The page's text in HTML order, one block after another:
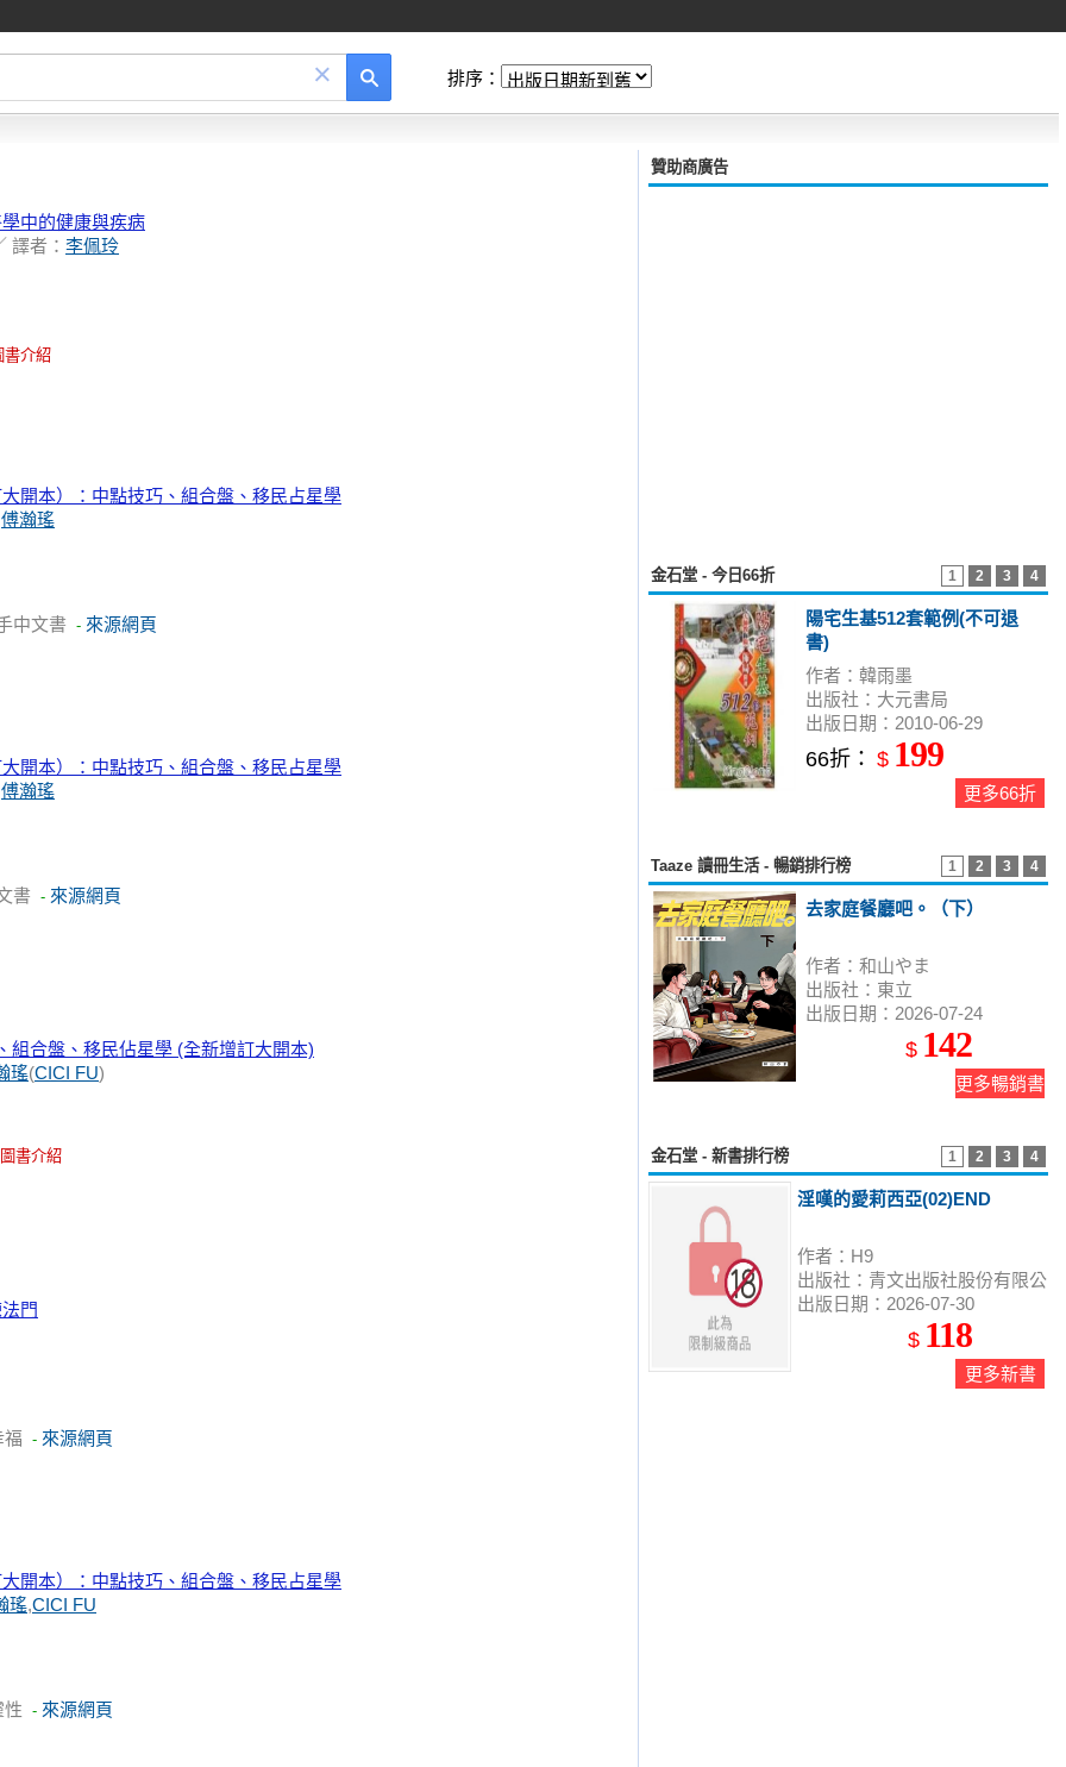
× 排序：
中的健康與疾病
譯者： 李佩玲
介紹
開本）：中點技巧、組合盤、移民占星學
傅瀚瑤
中文書 - 來源網頁
開本）：中點技巧、組合盤、移民占星學
傅瀚瑤
書 - 來源網頁
組合盤、移民佔星學 (全新增訂大開本)
瑤(CICI FU)
書介紹
門
福 - 來源網頁
開本）：中點技巧、組合盤、移民占星學
瑤,CICI FU
性 - 來源網頁
贊助商廣告
1 2 3 4
金石堂 - 今日66折
陽宅生基512套範例(不可退
書)
作者：韓雨墨
出版社：大元書局
出版日期：2010-06-29
66折： $ 199
更多66折
1 2 3 4
Taaze 讀冊生活 - 暢銷排行榜
去家庭餐廳吧。（下）
作者：和山やま
出版社：東立
出版日期：2026-07-24
$ 142
更多暢銷書
1 2 3 4
金石堂 - 新書排行榜
淫嘆的愛莉西亞(02)END
作者：H9
出版社：青文出版社股份有限公
司
出版日期：2026-07-30
$ 118
更多新書